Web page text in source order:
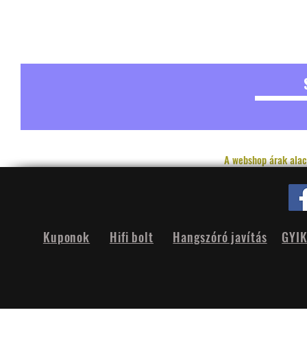
A webshop árak
Hifi bolt
Kuponok Hangszóró javítás GYIK